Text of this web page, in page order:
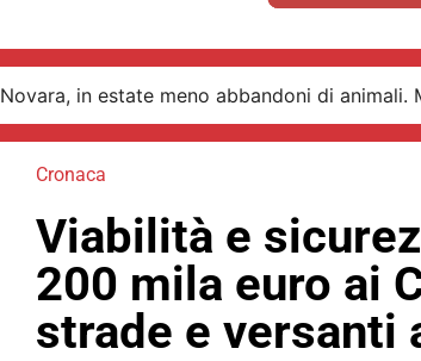
Novara, in estate meno abbandoni di animali.
Cronaca
Viabilità e
200 mila euro ai
strade e versanti